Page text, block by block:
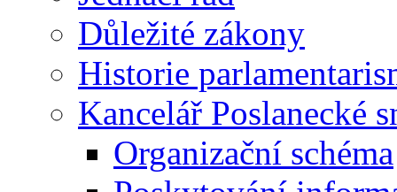
Důležité zákony
Historie
Kancelář Poslanecké
Organizační schéma